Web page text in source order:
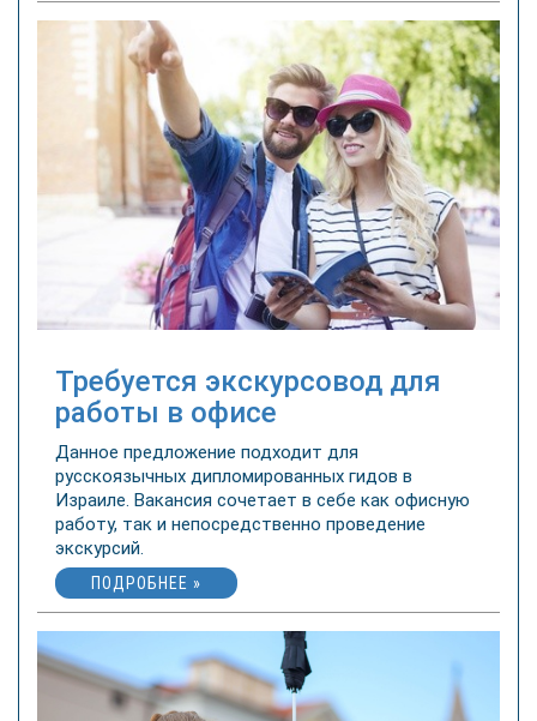
Требуется экскурсовод для
работы в офисе
Данное предложение подходит для
русскоязычных дипломированных гидов в
Израиле. Вакансия сочетает в себе как офисную
работу, так и непосредственно проведение
экскурсий.
ПОДРОБНЕЕ »